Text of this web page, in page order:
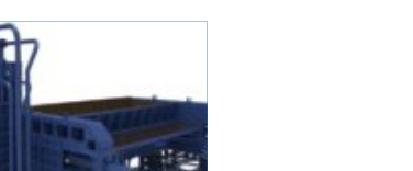
Elektriker Rudersdal er
søgeordet, der samler
opmærksomheden
omkring behovet for...